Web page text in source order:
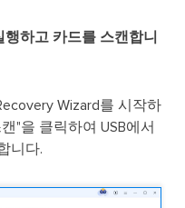
행하고 카드를 스캔합니
Wizard를 시작하
"을 클릭하여 USB에서
니다.